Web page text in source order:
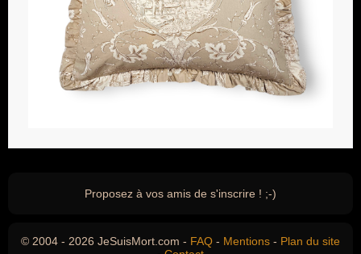
Proposez à vos amis de s'inscrire ! ;-)
© 2004 - 2026 JeSuisMort.com - FAQ - Mentions - Plan du site